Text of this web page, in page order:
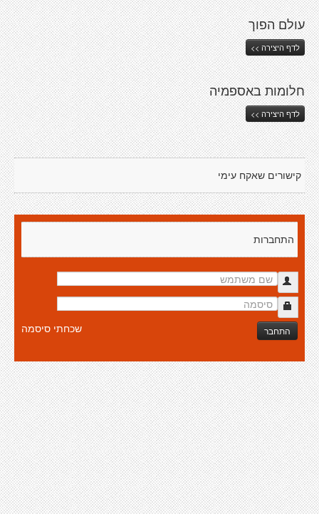
עולם הפוך
לדף היצירה >>
חלומות באספמיה
לדף היצירה >>
קישורים שאקח עימי
התחברות
התחבר שכחתי סיסמה